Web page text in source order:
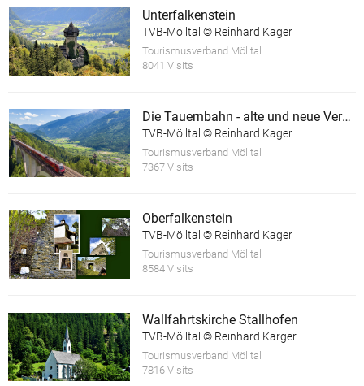
Unterfalkenstein
TVB-Mölltal © Reinhard Kager
Tourismusverband Mölltal
8041 Visits
Die Tauernbahn - alte und neue Verkehrswege
TVB-Mölltal © Reinhard Kager
Tourismusverband Mölltal
7367 Visits
Oberfalkenstein
TVB-Mölltal © Reinhard Kager
Tourismusverband Mölltal
8584 Visits
Wallfahrtskirche Stallhofen
TVB-Mölltal © Reinhard Karger
Tourismusverband Mölltal
7816 Visits